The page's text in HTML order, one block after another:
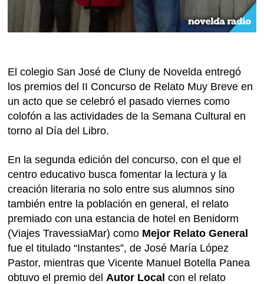
El colegio San José de Cluny de Novelda entregó
los premios del II Concurso de Relato Muy Breve en
un acto que se celebró el pasado viernes como
colofón a las actividades de la Semana Cultural en
torno al Día del Libro.
En la segunda edición del concurso, con el que el
centro educativo busca fomentar la lectura y la
creación literaria no solo entre sus alumnos sino
también entre la población en general, el relato
premiado con una estancia de hotel en Benidorm
(Viajes TravessiaMar) como Mejor Relato General
fue el titulado “Instantes”, de José María López
Pastor, mientras que Vicente Manuel Botella Panea
obtuvo el premio del Autor Localcon el relato